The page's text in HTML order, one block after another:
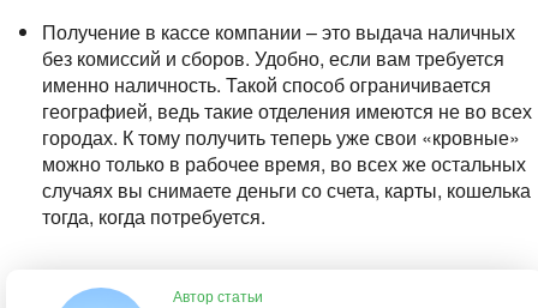
Получение в кассе компании – это выдача наличных
без комиссий и сборов. Удобно, если вам требуется
именно наличность. Такой способ ограничивается
географией, ведь такие отделения имеются не во всех
городах. К тому получить теперь уже свои «кровные»
можно только в рабочее время, во всех же остальных
случаях вы снимаете деньги со счета, карты, кошелька
тогда, когда потребуется.
Автор статьи